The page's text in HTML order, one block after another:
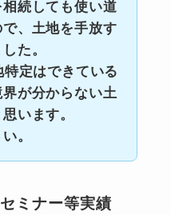
続しても使い道
、土地を手放す
た。
定はできている
が分からない土
います。
。
ミナー等実績